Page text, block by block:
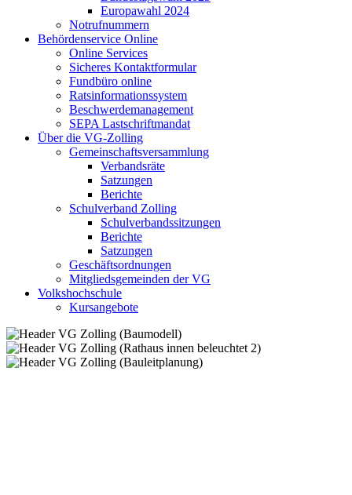
Europawahl 2024
Notrufnummern
Behördenservice Online
Online Services
Sicheres Kontaktformular
Fundbüro online
Ratsinformationssystem
Beschwerdemanagement
SEPA Lastschriftmandat
Über die VG-Zolling
Gemeinschaftsversammlung
Verbandsräte
Satzungen
Berichte
Schulverband Zolling
Schulverbandssitzungen
Berichte
Satzungen
Geschäftsordnungen
Mitgliedsgemeinden der VG
Volkshochschule
Kursangebote